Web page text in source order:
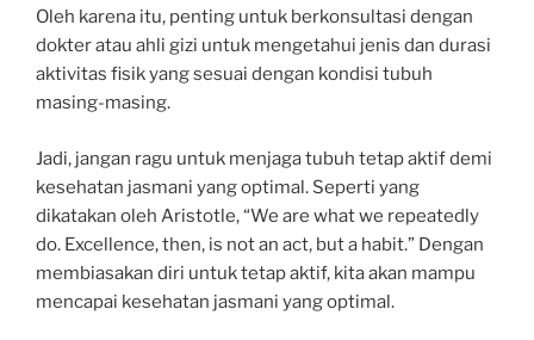
Oleh karena itu, penting untuk berkonsultasi dengan
dokter atau ahli gizi untuk mengetahui jenis dan durasi
aktivitas fisik yang sesuai dengan kondisi tubuh
masing-masing.
Jadi, jangan ragu untuk menjaga tubuh tetap aktif demi
kesehatan jasmani yang optimal. Seperti yang
dikatakan oleh Aristotle, “We are what we repeatedly
do. Excellence, then, is not an act, but a habit.” Dengan
membiasakan diri untuk tetap aktif, kita akan mampu
mencapai kesehatan jasmani yang optimal.